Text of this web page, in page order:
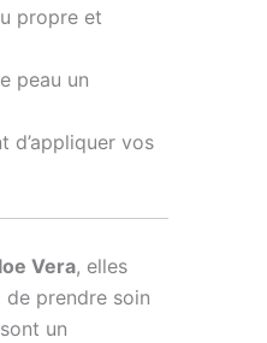
propre et
peau un
d’appliquer vos
Vera, elles
prendre soin
un